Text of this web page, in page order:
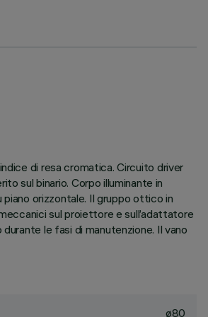
di resa cromatica. Circuito driver
sul binario. Corpo illuminante in
orizzontale. Il gruppo ottico in
sul proiettore e sull’adattatore
le fasi di manutenzione. Il vano
ø80